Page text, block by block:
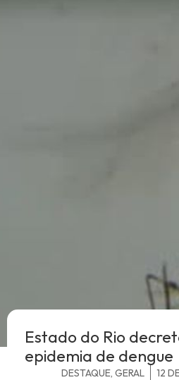
Estado do Rio
epidemia de dengue
DESTAQUE, GERAL 12